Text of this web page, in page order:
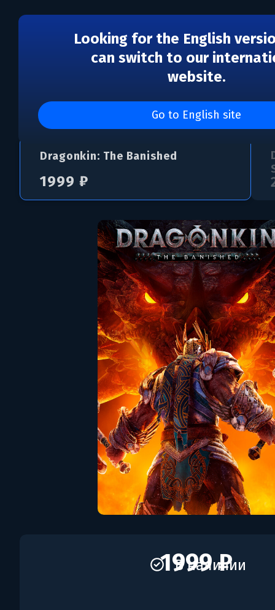
Looking for the English
can switch to our
website.
Go to English site
Dragonkin: The
Dragonkin: The Banished
1999 ₽
1999 ₽
В наличии